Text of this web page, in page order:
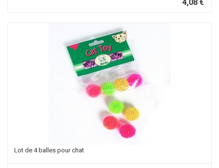
4,08 €
Lot de 4 balles pour chat